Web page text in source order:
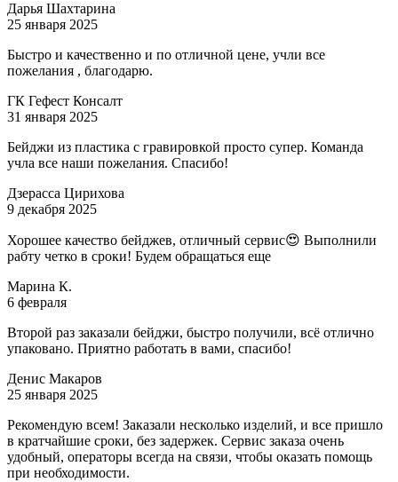
Дарья Шахтарина
25 января 2025
Быстро и качественно и по отличной цене, учли все
пожелания , благодарю.
ГК Гефест Консалт
31 января 2025
Бейджи из пластика с гравировкой просто супер. Команда
учла все наши пожелания. Спасибо!
Дзерасса Цирихова
9 декабря 2025
Хорошее качество бейджев, отличный сервис😍 Выполнили
рабту четко в сроки! Будем обращаться еще
Марина К.
6 февраля
Второй раз заказали бейджи, быстро получили, всё отлично
упаковано. Приятно работать в вами, спасибо!
Денис Макаров
25 января 2025
Рекомендую всем! Заказали несколько изделий, и все пришло
в кратчайшие сроки, без задержек. Сервис заказа очень
удобный, операторы всегда на связи, чтобы оказать помощь
при необходимости.